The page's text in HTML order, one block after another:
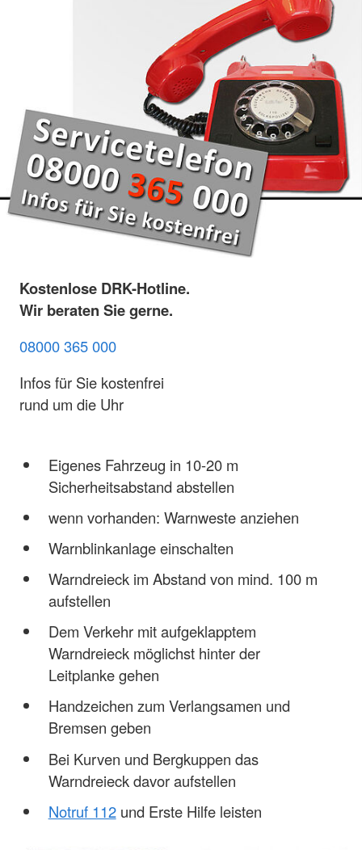
Kostenlose DRK-Hotline.
Wir beraten Sie gerne.
08000 365 000
Infos für Sie kostenfrei
rund um die Uhr
Eigenes Fahrzeug in 10-20 m
Sicherheitsabstand abstellen
wenn vorhanden: Warnweste anziehen
Warnblinkanlage einschalten
Warndreieck im Abstand von mind. 100 m
aufstellen
Dem Verkehr mit aufgeklapptem
Warndreieck möglichst hinter der
Leitplanke gehen
Handzeichen zum Verlangsamen und
Bremsen geben
Bei Kurven und Bergkuppen das
Warndreieck davor aufstellen
Notruf 112und Erste Hilfe leisten